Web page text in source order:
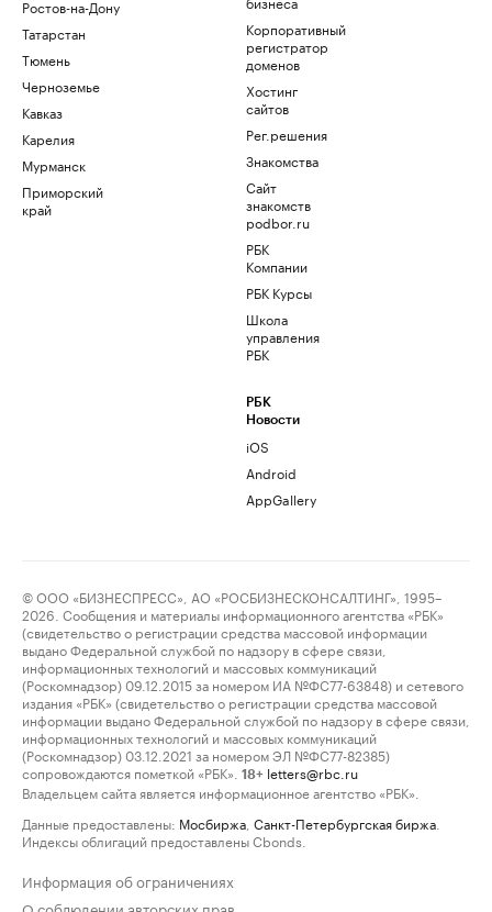
Ростов-на-Дону
Татарстан
Тюмень
Черноземье
Кавказ
Карелия
Мурманск
Приморский
край
Корпоративный
регистратор
доменов
Хостинг
сайтов
Рег.решения
Знакомства
Сайт
знакомств
podbor.ru
РБК
Компании
РБК Курсы
Школа
управления
РБК
РБК
Новости
iOS
Android
AppGallery
© ООО «БИЗНЕСПРЕСС», АО «РОСБИЗНЕСКОНСАЛТИНГ», 1995–
2026. Сообщения и материалы информационного агентства «РБК»
(свидетельство о регистрации средства массовой информации
выдано Федеральной службой по надзору в сфере связи,
информационных технологий и массовых коммуникаций
(Роскомнадзор) 09.12.2015 за номером ИА №ФС77-63848) и сетевого
издания «РБК» (свидетельство о регистрации средства массовой
информации выдано Федеральной службой по надзору в сфере связи,
информационных технологий и массовых коммуникаций
(Роскомнадзор) 03.12.2021 за номером ЭЛ №ФС77-82385)
сопровождаются пометкой «РБК».
18+ letters@rbc.ru
Владельцем сайта является информационное агентство «РБК».
Данные предоставлены: Мосбиржа Санкт-Петербургская биржа
Индексы облигаций предоставлены Cbonds.
Информация об ограничениях